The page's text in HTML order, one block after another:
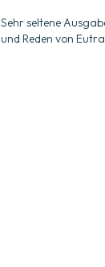
Sehr seltene
und Reden von